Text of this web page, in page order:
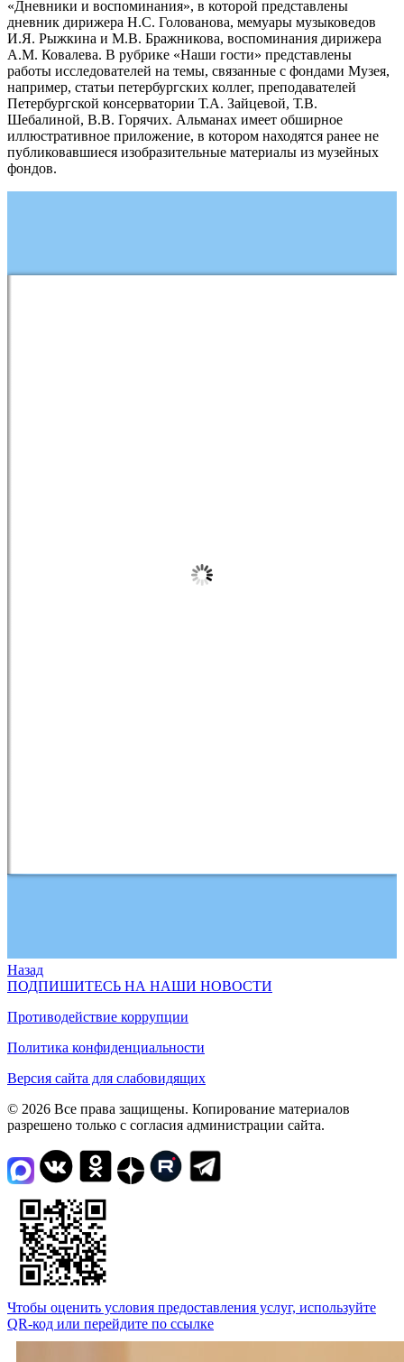
«Дневники и воспоминания», в которой представлены
дневник дирижера Н.С. Голованова, мемуары музыковедов
И.Я. Рыжкина и М.В. Бражникова, воспоминания дирижера
А.М. Ковалева. В рубрике «Наши гости» представлены
работы исследователей на темы, связанные с фондами Музея,
например, статьи петербургских коллег, преподавателей
Петербургской консерватории Т.А. Зайцевой, Т.В.
Шебалиной, В.В. Горячих. Альманах имеет обширное
иллюстративное приложение, в котором находятся ранее не
публиковавшиеся изобразительные материалы из музейных
фондов.
Назад
ПОДПИШИТЕСЬ НА НАШИ НОВОСТИ
Противодействие коррупции
Политика конфиденциальности
Версия сайта для слабовидящих
© 2026 Все права защищены. Копирование материалов
разрешено только с согласия администрации сайта.
Чтобы оценить условия предоставления услуг, используйте
QR-код или перейдите по ссылке